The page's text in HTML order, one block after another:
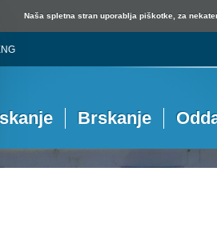
Naša spletna stran uporablja piškotke, za
Brskanje